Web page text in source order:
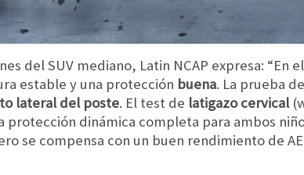
del SUV mediano, Latin NCAP expresa: “En el
estable y una protección buena. La prueba de
lateral del poste. El test de latigazo cervical
protección dinámica completa para ambos
se compensa con un buen rendimiento de